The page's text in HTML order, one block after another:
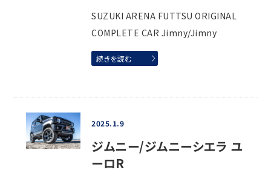
SUZUKI ARENA FUTTSU ORIGINAL
COMPLETE CAR Jimny/Jimny
続きを読む
2025.1.9
ジムニー/ジムニーシエラ ユ
ーロR